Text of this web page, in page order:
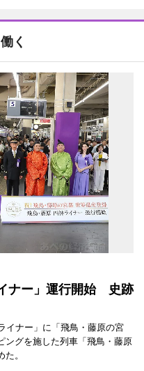
く
ナー」運行開始 史跡
イナー」に「飛鳥・藤原の宮
ングを施した列車「飛鳥・藤原
。